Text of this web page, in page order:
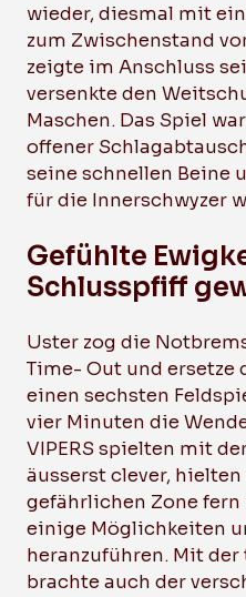
wieder, diesmal mit
zum Zwischenstand
zeigte im Anschluss
versenkte den
Maschen. Das Spiel
offener
seine schnellen Beine
für die Innerschwyzer
Gefühlte
Schlusspfiff
Uster zog die
Time- Out und ersetze
einen sechsten
vier Minuten die
VIPERS spielten mit
äusserst clever,
gefährlichen Zone
einige Möglichkeiten
heranzuführen. Mit
brachte auch der